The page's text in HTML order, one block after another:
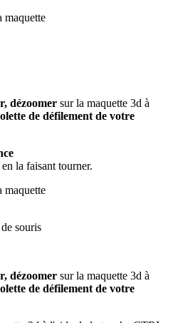
dézoomer sur la maquette 3d à
de défilement de votre
la faisant tourner.
souris
dézoomer sur la maquette 3d à
de défilement de votre